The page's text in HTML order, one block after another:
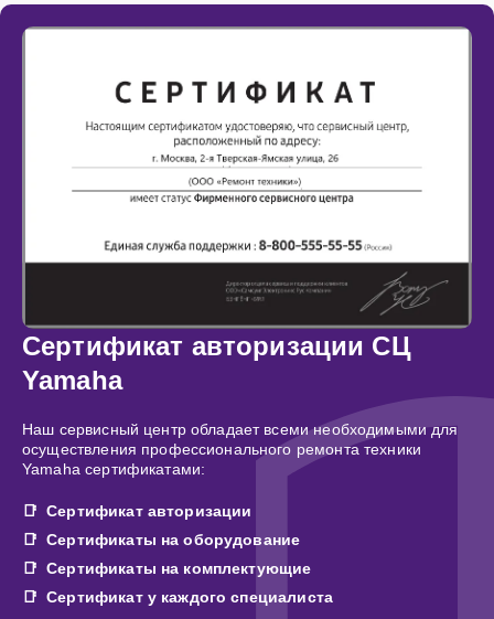
Сертификат авторизации СЦ
Yamaha
Наш сервисный центр обладает всеми необходимыми для
осуществления профессионального ремонта техники
Yamaha сертификатами:
Сертификат авторизации
Сертификаты на оборудование
Сертификаты на комплектующие
Сертификат у каждого специалиста